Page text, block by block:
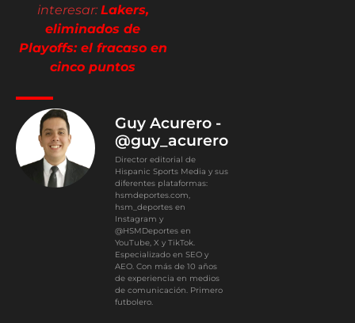
interesar: Lakers,
eliminados de
Playoffs: el fracaso en
cinco puntos
Guy Acurero -
@guy_acurero
Director editorial de
Hispanic Sports Media y sus
diferentes plataformas:
hsmdeportes.com,
hsm_deportes en
Instagram y
@HSMDeportes en
YouTube, X y TikTok.
Especializado en SEO y
AEO. Con más de 10 años
de experiencia en medios
de comunicación. Primero
futbolero.